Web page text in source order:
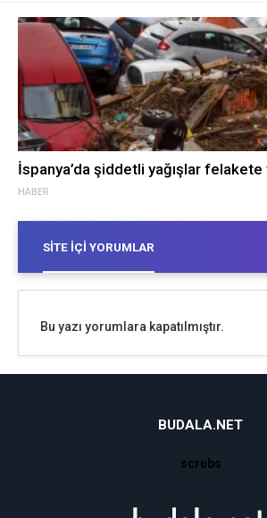
HABER
İspanya’da şiddetli yağışlar felakete
SITE İÇI YORUMLAR
Bu yazı yorumlara kapatılmıştır.
BUDALA.NET
scrubs